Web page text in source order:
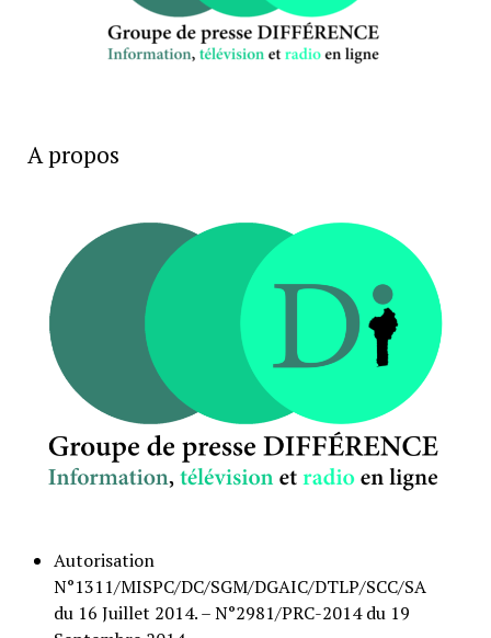
A propos
Autorisation
N°1311/MISPC/DC/SGM/DGAIC/DTLP/SCC/SA
du 16 Juillet 2014. – N°2981/PRC-2014 du 19